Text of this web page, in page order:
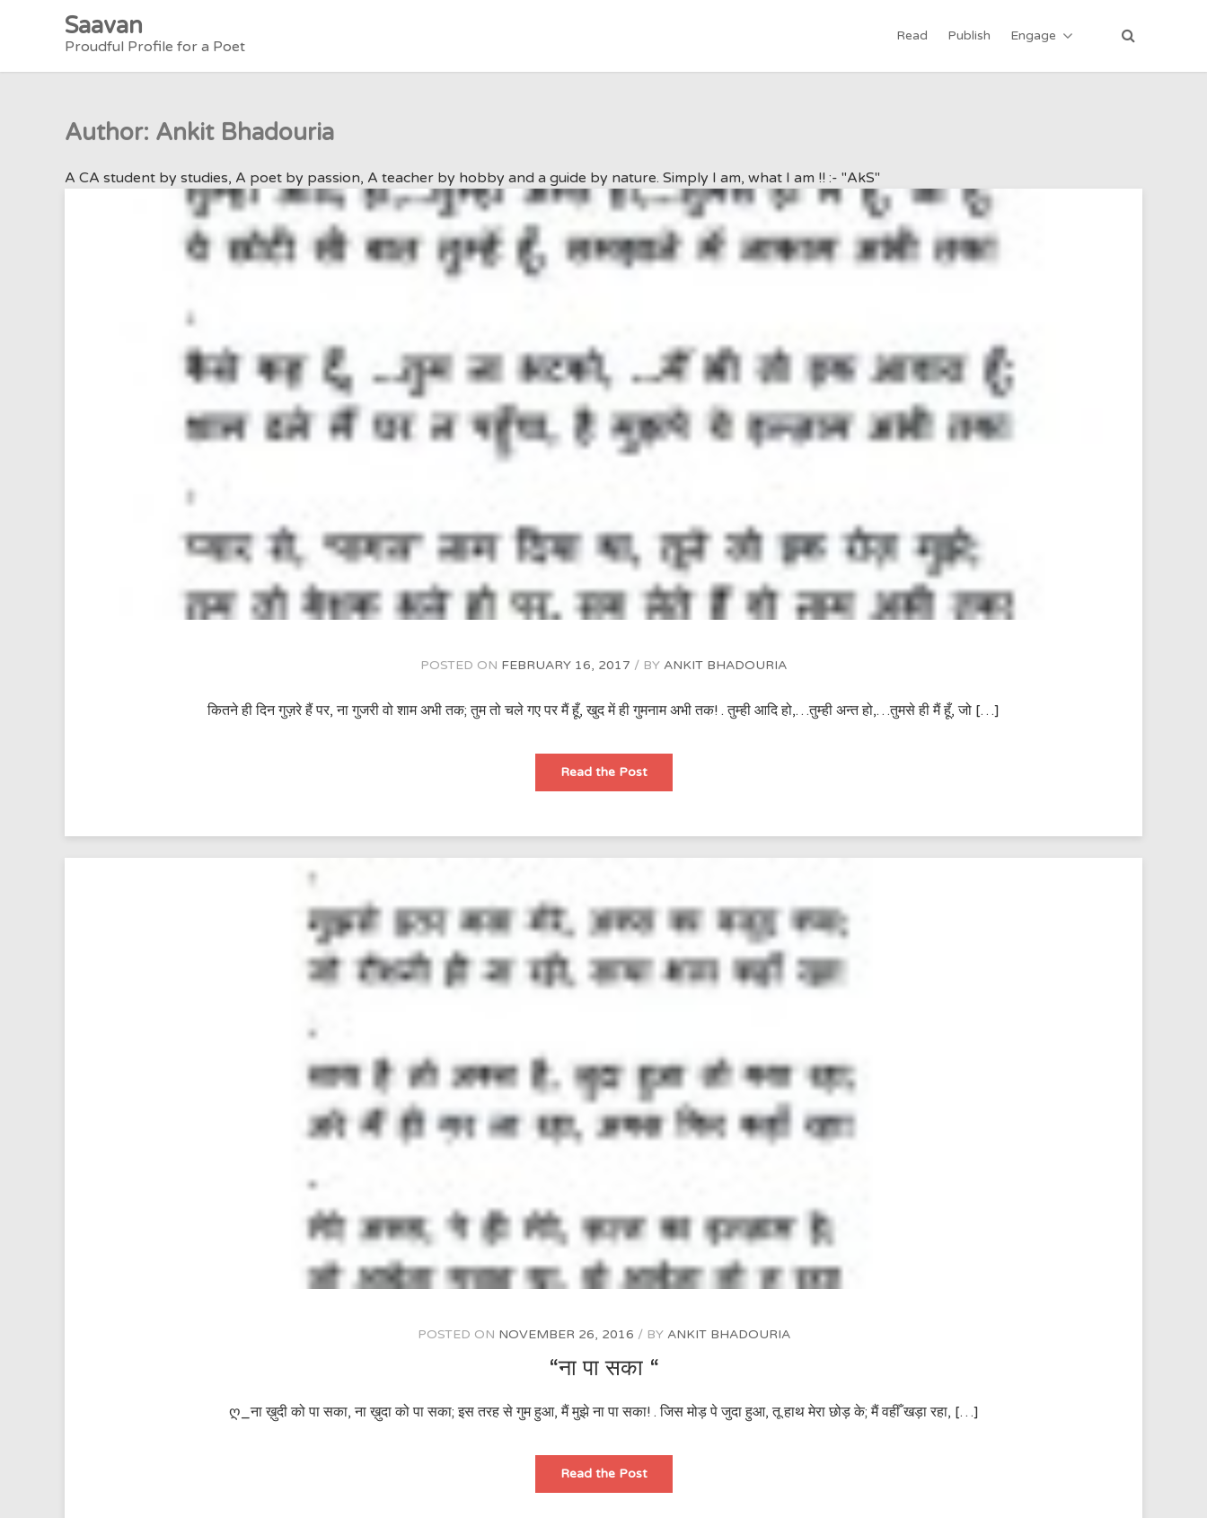
Saavan
Proudful Profile for a Poet
Read Publish Engage
Author: Ankit Bhadouria
A CA student by studies, A poet by passion, A teacher by hobby and a guide by nature. Simply I am, what I am !! :- "AkS"
POSTED ON FEBRUARY 16, 2017 BY ANKIT BHADOURIA
कितने ही दिन गुज़रे हैं पर, ना गुजरी वो शाम अभी तक; तुम तो चले गए पर मैं हूँ, खुद में ही गुमनाम अभी तक! . तुम्ही आदि हो,…तुम्ही अन्त हो,…तुमसे ही मैं हूँ, जो […]
Read the Post
POSTED ON NOVEMBER 26, 2016 BY ANKIT BHADOURIA
“ना पा सका “
ღ_ना ख़ुदी को पा सका, ना ख़ुदा को पा सका; इस तरह से गुम हुआ, मैं मुझे ना पा सका! . जिस मोड़ पे जुदा हुआ, तू हाथ मेरा छोड़ के; मैं वहीँ खड़ा रहा, […]
Read the Post“ना
सका